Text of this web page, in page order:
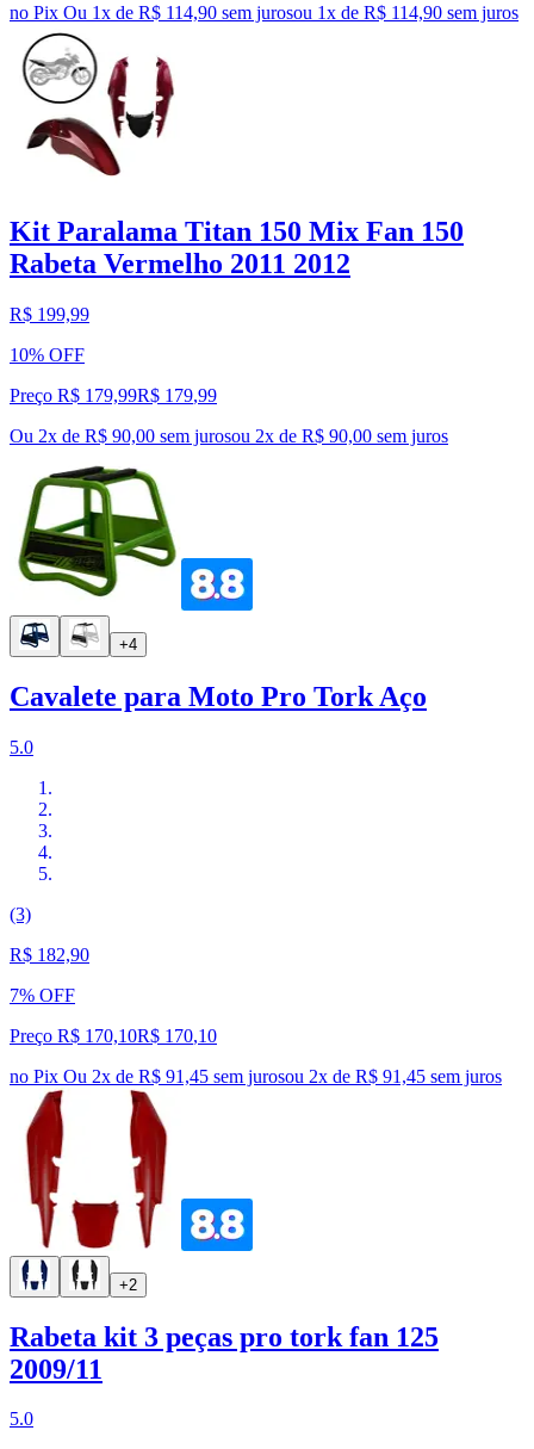
no Pix Ou 1x de R$ 114,90 sem jurosou 1x de R$ 114,90 sem juros
Kit Paralama Titan 150 Mix Fan 150
Rabeta Vermelho 2011 2012
R$ 199,99
10% OFF
Preço R$ 179,99R$ 179,99
Ou 2x de R$ 90,00 sem jurosou 2x de R$ 90,00 sem juros
+4
Cavalete para Moto Pro Tork Aço
5.0
(3)
R$ 182,90
7% OFF
Preço R$ 170,10R$ 170,10
no Pix Ou 2x de R$ 91,45 sem jurosou 2x de R$ 91,45 sem juros
+2
Rabeta kit 3 peças pro tork fan 125
2009/11
5.0